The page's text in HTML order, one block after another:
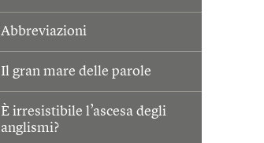
Abbreviazioni
Il gran mare delle parole
È irresistibile l’ascesa degli
anglismi?